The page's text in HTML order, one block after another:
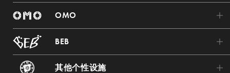
虹夕诺雅 奈良监狱
虹夕诺雅 飞鸟
虹夕诺雅 冲绳
界 秋保
界 鬼怒川
RISONARE Tomamu
RISONARE 热海
RISONARE 山梨八岳
OMO
OMO7 旭川
OMO5 函馆
BEB
BEB5 土浦
其他个性设施